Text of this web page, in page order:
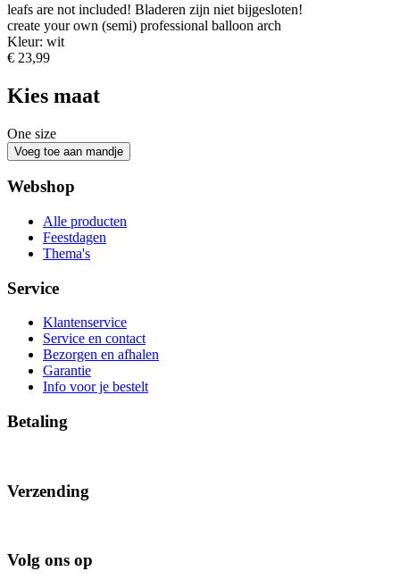
leafs are not included! Bladeren zijn niet bijgesloten!
create your own (semi) professional balloon arch
Kleur: wit
€ 23,99
Kies maat
One size
Webshop
Alle producten
Feestdagen
Thema's
Service
Klantenservice
Service en contact
Bezorgen en afhalen
Garantie
Info voor je bestelt
Betaling
Verzending
Volg ons op